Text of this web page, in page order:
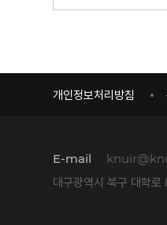
개인정보처리방침
E-mail
대구광역시 북구 대학